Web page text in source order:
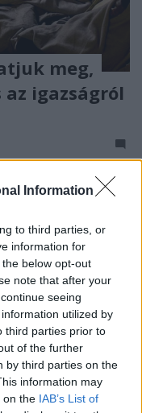
Information
to third parties, or
information for
below opt-out
note that after your
seeing
utilized by
third parties prior to
of the further
by third parties on the
information may
on the IAB’s List of
meg,
igazságról
és arcátlan
beszédével
érteni:
időkben
szükségünk lenne
és egy jobb